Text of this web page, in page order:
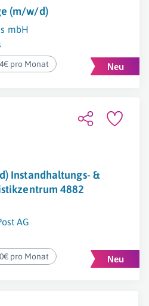
(m/w/d)
mbH
pro Monat
Instandhaltungs- &
4882
AG
pro Monat